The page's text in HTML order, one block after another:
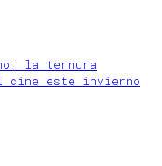
la ternura
cine este invierno